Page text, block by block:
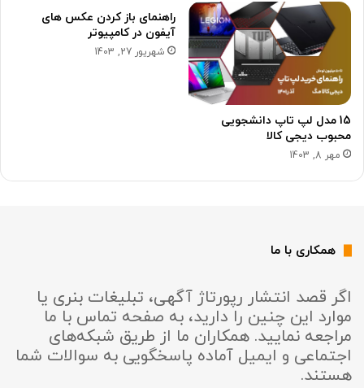
15 مدل لپ تاپ دانشجویی
محبوب دیجی کالا
مهر 8, 1403
راهنمای باز کردن عکس های
آیفون در کامپیوتر
شهریور 27, 1403
همکاری با ما
اگر قصد انتشار رپورتاژ آگهی، تبلیغات بنری یا
موارد این چنین را دارید، به صفحه تماس با ما
مراجعه نمایید. همکاران ما از طریق شبکه‌های
اجتماعی و ایمیل آماده پاسخگویی به سوالات شما
هستند.